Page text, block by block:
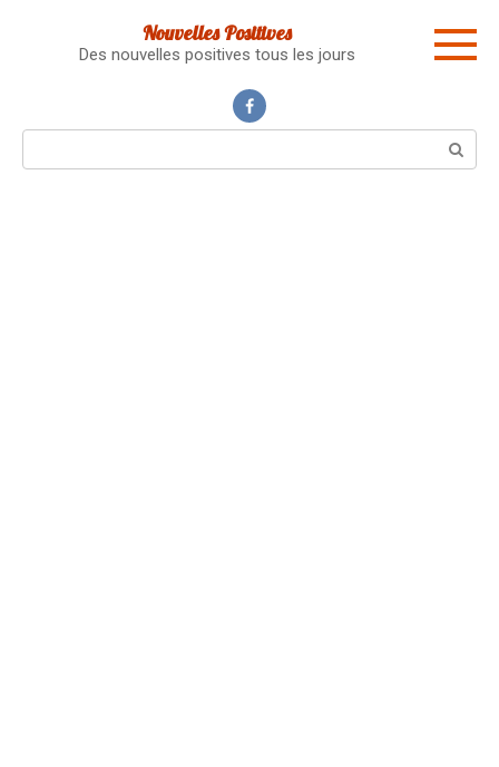
Nouvelles Positives
Des nouvelles positives tous les jours